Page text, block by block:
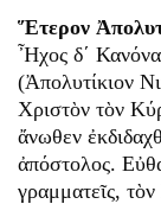
Ἕτερον
Ἦχος δ΄
(Ἀπολυτίκιον
Χριστὸν τὸν
ἄνωθεν
ἀπόστολος.
γραμματεῖς,